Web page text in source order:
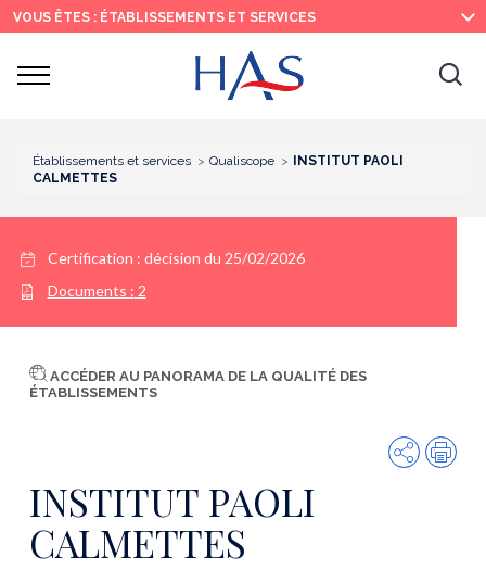
Recherche
Menu
principal
Contenu
principal
VOUS ÊTES : ÉTABLISSEMENTS ET SERVICES
Ouvrir
Établissements et services Qualiscope
INSTITUT PAOLI
CALMETTES
Certification : décision du 25/02/2026
Documents : 2
ACCÉDER AU PANORAMA DE LA QUALITÉ DES
ÉTABLISSEMENTS
Partager
INSTITUT PAOLI
CALMETTES